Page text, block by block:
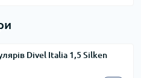
Divel Italia 1,5 Silken